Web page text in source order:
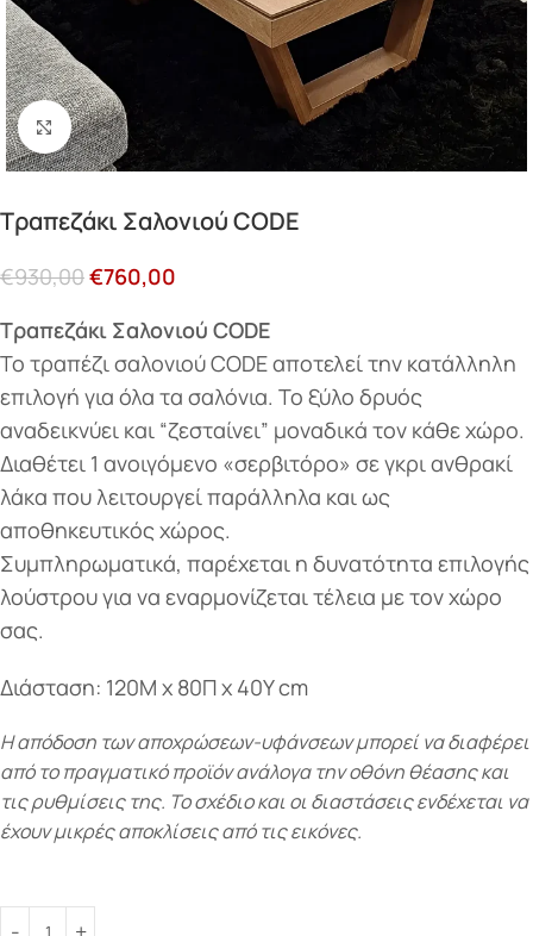
Κάντε κλικ για μεγέθυνση
Τραπεζάκι Σαλονιού CODE
€930,00€760,00
Τραπεζάκι Σαλονιού CODE
To τραπέζι σαλονιού CODE αποτελεί την κατάλληλη
επιλογή για όλα τα σαλόνια. Το ξύλο δρυός
αναδεικνύει και “ζεσταίνει” μοναδικά τον κάθε χώρο.
Διαθέτει 1 ανοιγόμενο «σερβιτόρο» σε γκρι ανθρακί
λάκα που λειτουργεί παράλληλα και ως
αποθηκευτικός χώρος.
Συμπληρωματικά, παρέχεται η δυνατότητα επιλογής
λούστρου για να εναρμονίζεται τέλεια με τον χώρο
σας.
Διάσταση: 120Μ x 80Π x 40Y cm
Η απόδοση των αποχρώσεων-υφάνσεων μπορεί να διαφέρει
από το πραγματικό προϊόν ανάλογα την οθόνη θέασης και
τις ρυθμίσεις της. Το σχέδιο και οι διαστάσεις ενδέχεται να
έχουν μικρές αποκλίσεις από τις εικόνες.